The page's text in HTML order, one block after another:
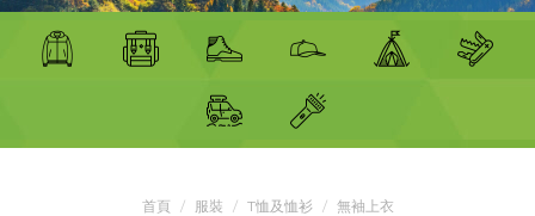
首頁 服裝 T恤及恤衫 無袖上衣